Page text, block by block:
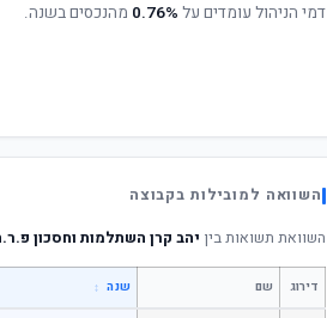
דמי הניהול עומדים על 0.76% מהנכסים בשנה.
השוואה למובילות בקבוצה
השוואת תשואות בין יהב קרן השתלמות וחסכון
דירוג שם שנה ↕